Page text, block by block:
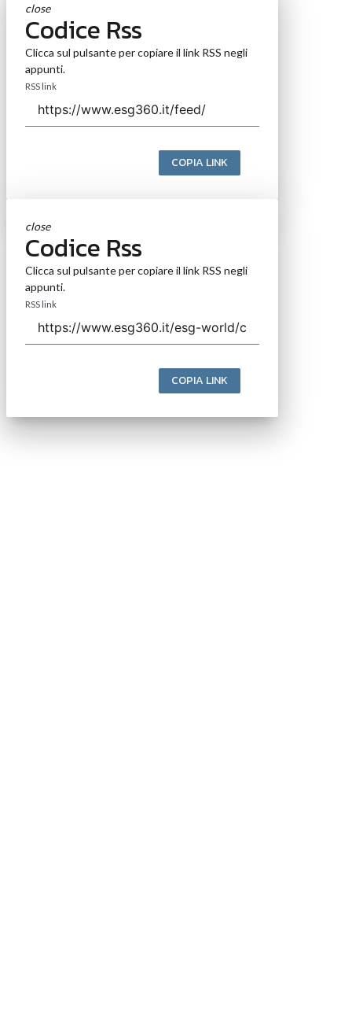
close
Codice Rss
Clicca sul pulsante per copiare il link RSS negli
appunti.
RSS link
COPIA LINK
close
Codice Rss
Clicca sul pulsante per copiare il link RSS negli
appunti.
RSS link
COPIA LINK